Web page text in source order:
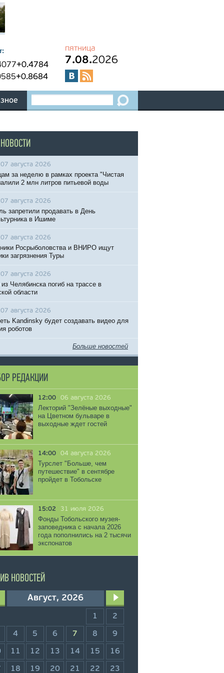
+0.4784
+0.8684
пятница
7.08.2026
07 августа 2026
за неделю в рамках проекта "Чистая
2 млн литров питьевой воды
07 августа 2026
запретили продавать в День
в Ишиме
07 августа 2026
Росрыболовства и ВНИРО ищут
загрязнения Туры
07 августа 2026
из Челябинска погиб на трассе в
области
07 августа 2026
Kandinsky будет создавать видео для
роботов
Больше новостей
РЕДАКЦИИ
12:00 06 августа 2026
Лекторий "Зелёные выходные"
на Цветном бульваре в
выходные ждет гостей
14:00 04 августа 2026
Турслет "Больше, чем
путешествие" в сентябре
пройдет в Тобольске
15:02 31 июля 2026
Фонды Тобольского музея-
заповедника с начала 2026
года пополнились на 2 тысячи
экспонатов
НОВОСТЕЙ
Август, 2026
1 2
4 5 6 7 8 9
11 12 13 14 15 16
18 19 20 21 22 23